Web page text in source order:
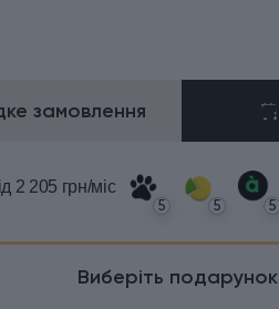
замовлення
2 205 грн/міс
5 5 5
Виберіть подарунок